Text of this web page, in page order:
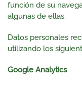
función de su
algunas de ellas.
Datos personales
utilizando los
Google Analytics